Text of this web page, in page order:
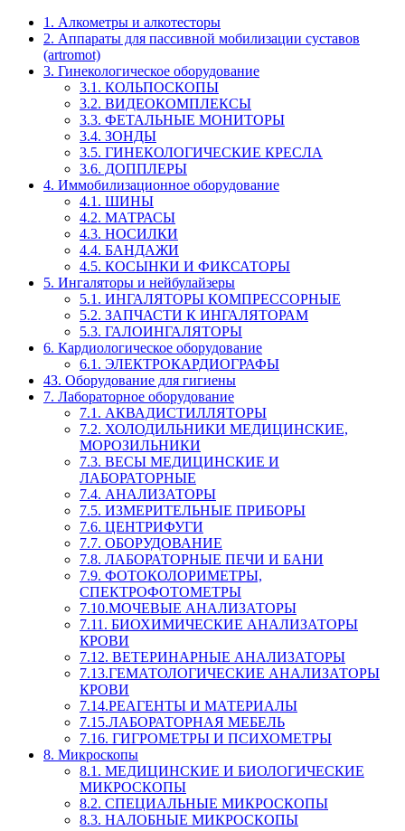
1. Алкометры и алкотесторы
2. Аппараты для пассивной мобилизации суставов
(artromot)
3. Гинекологическое оборудование
3.1. КОЛЬПОСКОПЫ
3.2. ВИДЕОКОМПЛЕКСЫ
3.3. ФЕТАЛЬНЫЕ МОНИТОРЫ
3.4. ЗОНДЫ
3.5. ГИНЕКОЛОГИЧЕСКИЕ КРЕСЛА
3.6. ДОППЛЕРЫ
4. Иммобилизационное оборудование
4.1. ШИНЫ
4.2. МАТРАСЫ
4.3. НОСИЛКИ
4.4. БАНДАЖИ
4.5. КОСЫНКИ И ФИКСАТОРЫ
5. Ингаляторы и нейбулайзеры
5.1. ИНГАЛЯТОРЫ КОМПРЕССОРНЫЕ
5.2. ЗАПЧАСТИ К ИНГАЛЯТОРАМ
5.3. ГАЛОИНГАЛЯТОРЫ
6. Кардиологическое оборудование
6.1. ЭЛЕКТРОКАРДИОГРАФЫ
43. Оборудование для гигиены
7. Лабораторное оборудование
7.1. АКВАДИСТИЛЛЯТОРЫ
7.2. ХОЛОДИЛЬНИКИ МЕДИЦИНСКИЕ,
МОРОЗИЛЬНИКИ
7.3. ВЕСЫ МЕДИЦИНСКИЕ И
ЛАБОРАТОРНЫЕ
7.4. АНАЛИЗАТОРЫ
7.5. ИЗМЕРИТЕЛЬНЫЕ ПРИБОРЫ
7.6. ЦЕНТРИФУГИ
7.7. ОБОРУДОВАНИЕ
7.8. ЛАБОРАТОРНЫЕ ПЕЧИ И БАНИ
7.9. ФОТОКОЛОРИМЕТРЫ,
СПЕКТРОФОТОМЕТРЫ
7.10.МОЧЕВЫЕ АНАЛИЗАТОРЫ
7.11. БИОХИМИЧЕСКИЕ АНАЛИЗАТОРЫ
КРОВИ
7.12. ВЕТЕРИНАРНЫЕ АНАЛИЗАТОРЫ
7.13.ГЕМАТОЛОГИЧЕСКИЕ АНАЛИЗАТОРЫ
КРОВИ
7.14.РЕАГЕНТЫ И МАТЕРИАЛЫ
7.15.ЛАБОРАТОРНАЯ МЕБЕЛЬ
7.16. ГИГРОМЕТРЫ И ПСИХОМЕТРЫ
8. Микроскопы
8.1. МЕДИЦИНСКИЕ И БИОЛОГИЧЕСКИЕ
МИКРОСКОПЫ
8.2. СПЕЦИАЛЬНЫЕ МИКРОСКОПЫ
8.3. НАЛОБНЫЕ МИКРОСКОПЫ